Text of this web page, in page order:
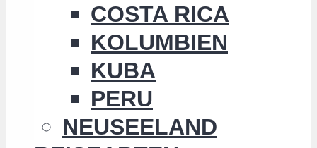
COSTA RICA
KOLUMBIEN
KUBA
PERU
NEUSEELAND